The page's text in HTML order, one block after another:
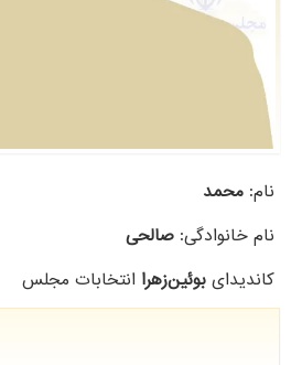
نام: محمد
نام خانوادگی: صالحی
کاندیدای بوئین‌زهرا انتخابات مجلس